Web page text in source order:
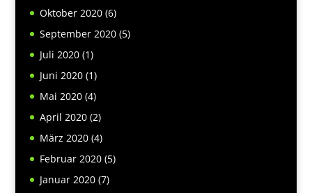
Oktober 2020(6)
September 2020(5)
Juli 2020(1)
Juni 2020(1)
Mai 2020(4)
April 2020(2)
März 2020(4)
Februar 2020(5)
Januar 2020(7)